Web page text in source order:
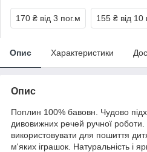
170 ₴ від 3 пог.м 155 ₴ від 10
Опис Характеристики
Опис
Поплин 100% бавовн. Чудово
дивовижних речей ручної
використовувати для пошиття
м'яких іграшок. Натуральність і